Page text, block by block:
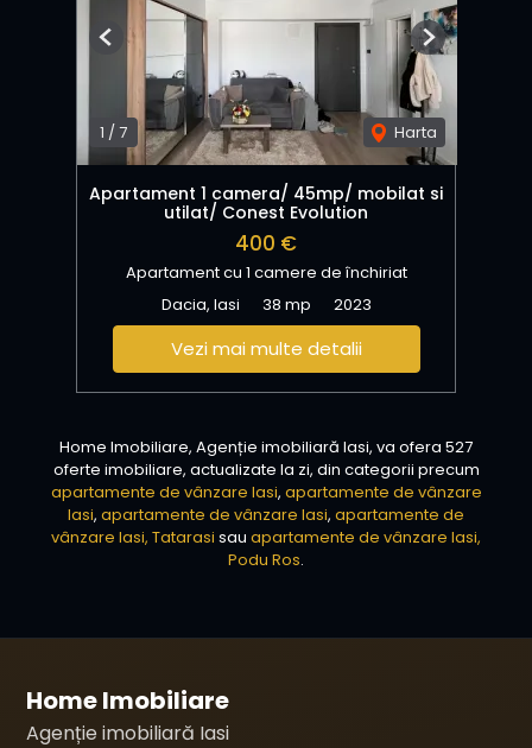
1 /7 Harta
Previous Next
Apartament 1 camera/ 45mp/ mobilat si
utilat/ Conest Evolution
400 €
Apartament cu 1 camere de închiriat
Dacia, Iasi
38 mp 2023
Vezi mai multe detalii
Home Imobiliare, Agenție imobiliară Iasi, va ofera 527
oferte imobiliare, actualizate la zi, din categorii precum
apartamente de vânzare Iasi, apartamente de vânzare
Iasi, apartamente de vânzare Iasi, apartamente de
vânzare Iasi, Tatarasi sau apartamente de vânzare Iasi,
Podu Ros.
Home Imobiliare
Agenție imobiliară Iasi